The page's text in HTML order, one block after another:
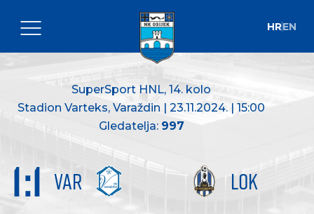
HREN
SuperSport HNL, 14. kolo
Stadion Varteks, Varaždin | 23.11.2024. | 15:00
Gledatelja: 997
VAR LOK
1:1